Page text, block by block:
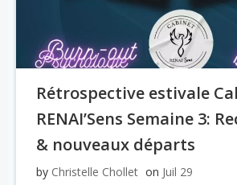
Rétrospective estivale
RENAI’Sens Semaine 3:
& nouveaux départs
by Christelle Chollet on Juil 29